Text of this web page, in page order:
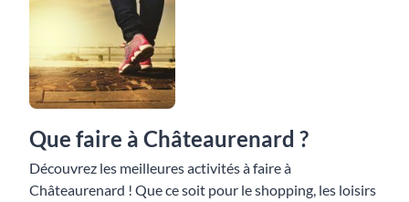
Que faire à Châteaurenard ?
Découvrez les meilleures activités à faire à
Châteaurenard ! Que ce soit pour le shopping, les loisirs